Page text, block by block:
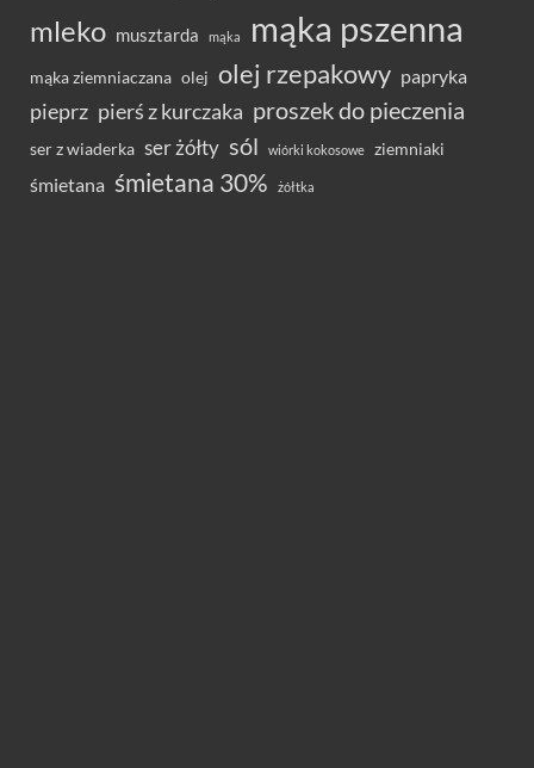
mleko musztarda mąka mąka pszenna
mąka ziemniaczana olej olej rzepakowy papryka
pieprz pierś z kurczaka proszek do pieczenia
ser z wiaderka ser żółty sól wiórki kokosowe ziemniaki
śmietana śmietana 30% żółtka